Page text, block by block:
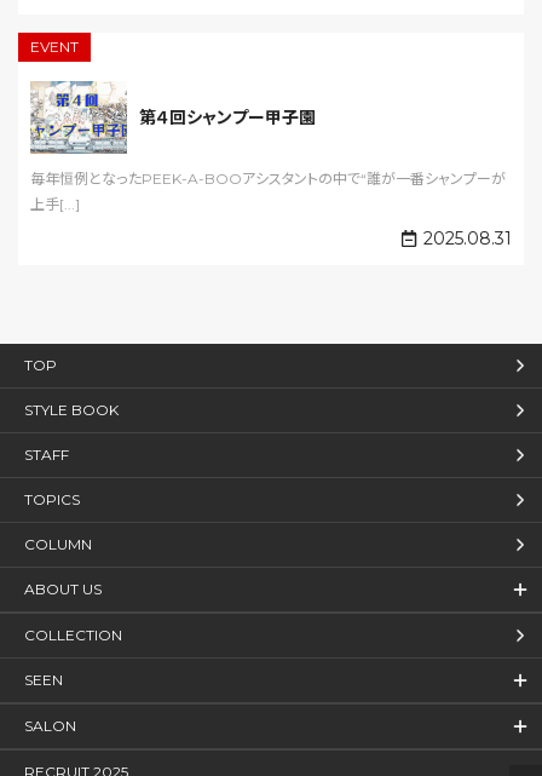
EVENT
第４回シャンプー甲子園
毎年恒例となったPEEK-A-BOOアシスタントの中で“誰が一番シャンプーが
上手[...]
2025.08.31
TOP
STYLE BOOK
STAFF
TOPICS
COLUMN
ABOUT US
COLLECTION
SEEN
SALON
RECRUIT 2025